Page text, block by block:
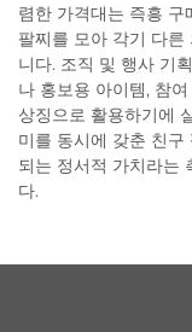
렴한 가격대는 즉흥 구
팔찌를 모아 각기 다
니다. 조직 및 행사 기
나 홍보용 아이템, 참
상징으로 활용하기에
미를 동시에 갖춘 친구
되는 정서적 가치라는
다.